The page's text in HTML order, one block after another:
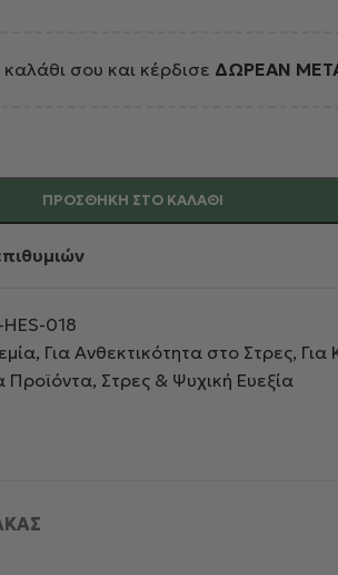
σου και κέρδισε ΔΩΡΕΑΝ
ΠΡΟΣΘΉΚΗ ΣΤΟ ΚΑΛΆΘΙ
018
, Για Ανθεκτικότητα στο Στρες, Για
Προϊόντα, Στρες & Ψυχική Ευεξία